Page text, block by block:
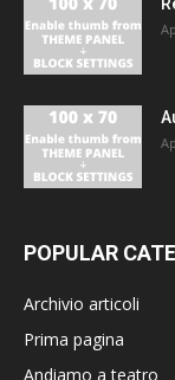
POPULAR
Archivio articoli
Prima pagina
Andiamo a teatro